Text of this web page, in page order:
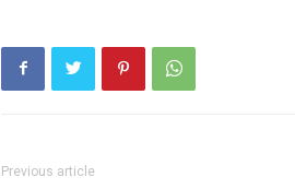
Previous article